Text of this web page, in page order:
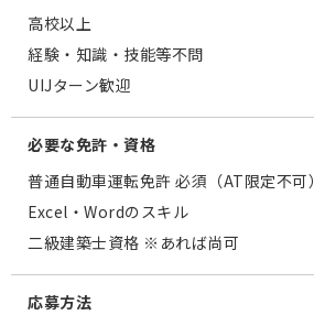
高校以上
経験・知識・技能等不問
UIJターン歓迎
必要な免許・資格
普通自動車運転免許 必須（AT限定不可）
Excel・Wordのスキル
二級建築士資格 ※あれば尚可
応募方法